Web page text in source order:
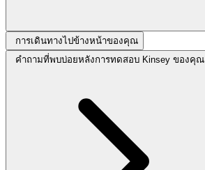
การเดินทางไปข้างหน้าของคุณ
คำถามที่พบบ่อยหลังการทดสอบ Kinsey ของคุณ